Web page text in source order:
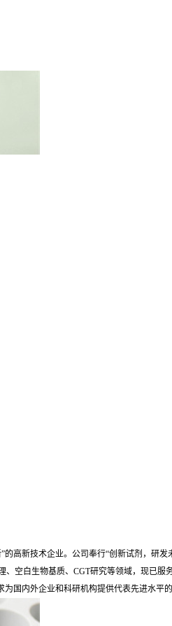
高新技术企业。公司奉行“创新试剂，研
空白生物基质、CGT研究等领域，现已服
国内外企业和科研机构提供代表先进水平